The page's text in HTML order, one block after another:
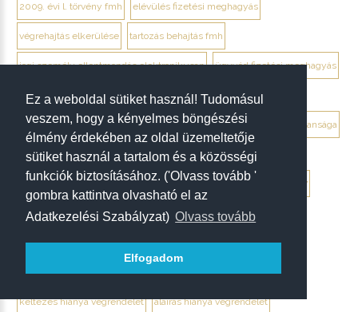
Ez a weboldal sütiket használ! Tudomásul
veszem, hogy a kényelmes böngészési
élmény érdekében az oldal üzemeltetője
sütiket használ a tartalom és a közösségi
funkciók biztosításához. ('Olvass tovább '
gombra kattintva olvasható el az
Adatkezelési Szabályzat) Olvass tovább
Elfogadom
2009. évi l. törvény fmh elévülés fizetési meghagyás
végrehajtás elkerülése tartozás behajtás fmh
jogi személy ellentmondás elektronikusan ügyvéd fizetési meghagyás
debrecen ügyvéd fizetési meghagyás
végrendelet megtámadása mikor érdemes végrendelet hatálytalansága
érvénytelenség megállapítása per hagyatéki per végrendelet
megtámadási nyilatkozat megtámadás elévülése 5 év ptk. 7:37
beszámíthatóság végrendelet
tévedés megtévesztés fenyegetés végrendelet
tisztességtelen befolyás gépírásos végrendelet tanúk
keltezés hiánya végrendelet aláírás hiánya végrendelet